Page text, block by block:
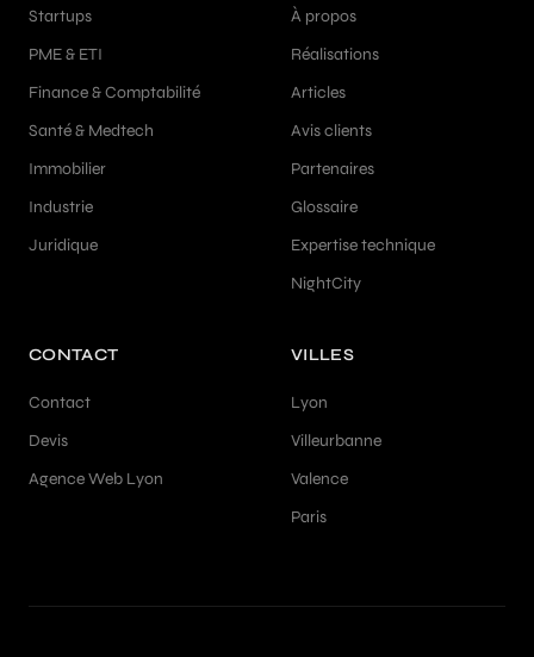
Startups
PME & ETI
Finance & Comptabilité
Santé & Medtech
Immobilier
Industrie
Juridique
À propos
Réalisations
Articles
Avis clients
Partenaires
Glossaire
Expertise technique
NightCity
CONTACT
Contact
Devis
Agence Web Lyon
VILLES
Lyon
Villeurbanne
Valence
Paris